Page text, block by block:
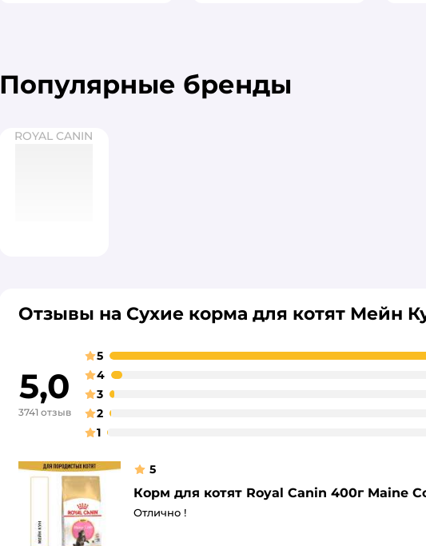
Популярные бренды
ROYAL CANIN
Отзывы на Сухие корма для котят Мейн
5,0
3741 отзыв
5
4
3
2
1
5
Корм для котят Royal Canin 400г Maine
Отлично !